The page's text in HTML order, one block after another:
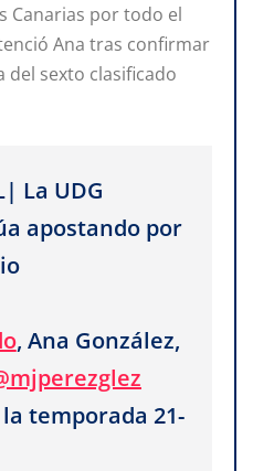
Canarias por todo el
Ana tras confirmar
del sexto clasificado
La UDG
apostando por
, Ana González,
temporada 21-